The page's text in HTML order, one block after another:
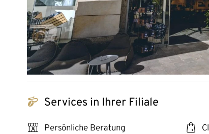
tchibo_logo Services in Ihrer Filiale
personal_services Persönliche Beratung click_collect